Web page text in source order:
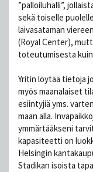
”palloiluhalli”,
sekä toiselle
laivasataman
(Royal Center),
toteutumisesta kuin
Yritin löytää tietoja
myös maanalaiset
esiintyjiä yms.
maan alla.
ymmärtääkseni
kapasiteetti on
Helsingin
Stadikan isoista